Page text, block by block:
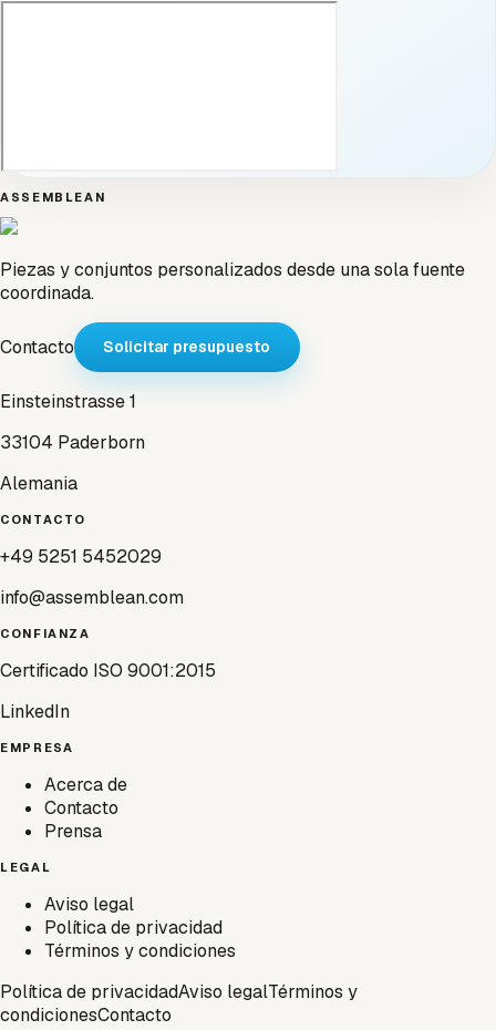
ASSEMBLEAN
Piezas y conjuntos personalizados desde una sola fuente
coordinada.
Contacto Solicitar presupuesto
Einsteinstrasse 1
33104 Paderborn
Alemania
CONTACTO
+49 5251 5452029
info@assemblean.com
CONFIANZA
Certificado ISO 9001:2015
LinkedIn
EMPRESA
Acerca de
Contacto
Prensa
LEGAL
Aviso legal
Política de privacidad
Términos y condiciones
Política de privacidadAviso legalTérminos y
condicionesContacto